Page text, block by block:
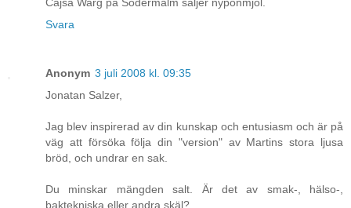
Cajsa Warg på Södermalm säljer nyponmjöl.
Svara
Anonym 3 juli 2008 kl. 09:35
Jonatan Salzer,
Jag blev inspirerad av din kunskap och entusiasm och är på
väg att försöka följa din "version" av Martins stora ljusa
bröd, och undrar en sak.
Du minskar mängden salt. Är det av smak-, hälso-,
baktekniska eller andra skäl?